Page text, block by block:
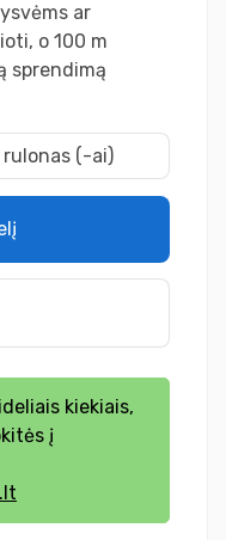
ar
o 100 m
sprendimą
rulonas (-ai)
kiekiais,
į